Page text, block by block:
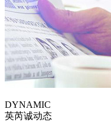
DYNAMIC
英芮诚动态